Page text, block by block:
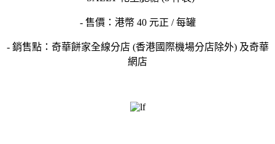
- 售價：港幣 40 元正 / 每罐
- 銷售點：奇華餅家全線分店 (香港國際機場分店除外) 及奇華
網店